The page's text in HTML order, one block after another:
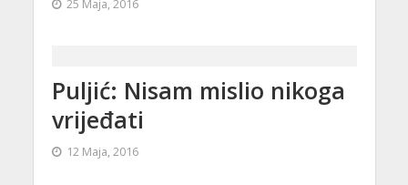
25 Maja, 2016
Puljić: Nisam mislio nikoga
vrijeđati
12 Maja, 2016